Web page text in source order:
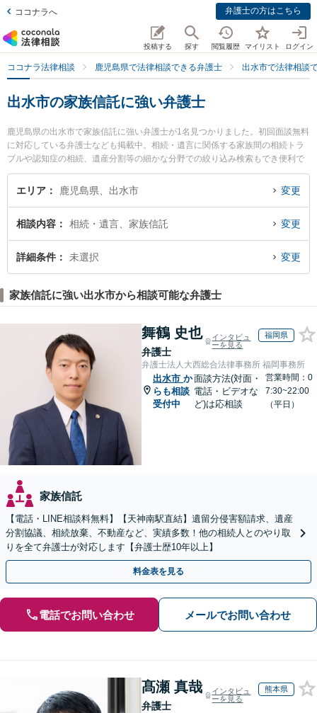
ココナラへ 弁護士の方はこちら
投稿する 探す 閲覧履歴 マイリスト ログイン
ココナラ法律相談 鹿児島県で法律相談できる弁護士 出水市で法律相談
出水市の家族信託に強い弁護士
鹿児島県の出水市で家族信託に強い弁護士が1名見つかりました。初回面談無料
に対応している弁護士なども掲載中。相続・遺言に関係する家族間の相続トラ
ブルや認知症の相続、遺産分割等の細かな分野での絞り込み検索もでき便利で
す。特に細谷法律事務所の細谷 文規弁護士のプロフィール情報や弁護士費用、
強みなどが注目されています。『出水市で土日や夜間に発生した家族信託のト
水市内の弁護士に相談予約したい』などでお困りの相談者さんにおすすめで
す。
エリア 鹿児島県、出水市 変更
相談内容 相続・遺言、家族信託 変更
詳細条件 未選択 変更
家族信託に強い出水市から相談可能な弁護士
舞鶴 史也
弁護士
インタビュ
ーを見る
福岡県
弁護士法人大西総合法律事務所 福岡事務所
出水市 か
らも相談
受付中
面談方法(対面・
電話・ビデオな
ど)は応相談
営業時間：0
7:30~22:00
（平日）
家族信託
【電話・LINE相談料無料】【天神南駅直結】遺留分侵害額請求、遺産
分割協議、相続放棄、不動産など、実績多数！他の相続人とのやり取
りを全て弁護士が対応します【弁護士歴10年以上】
料金表を見る
電話でお問い合わせ メールでお問い合わせ
髙瀬 真哉
弁護士
インタビュ
ーを見る
熊本県